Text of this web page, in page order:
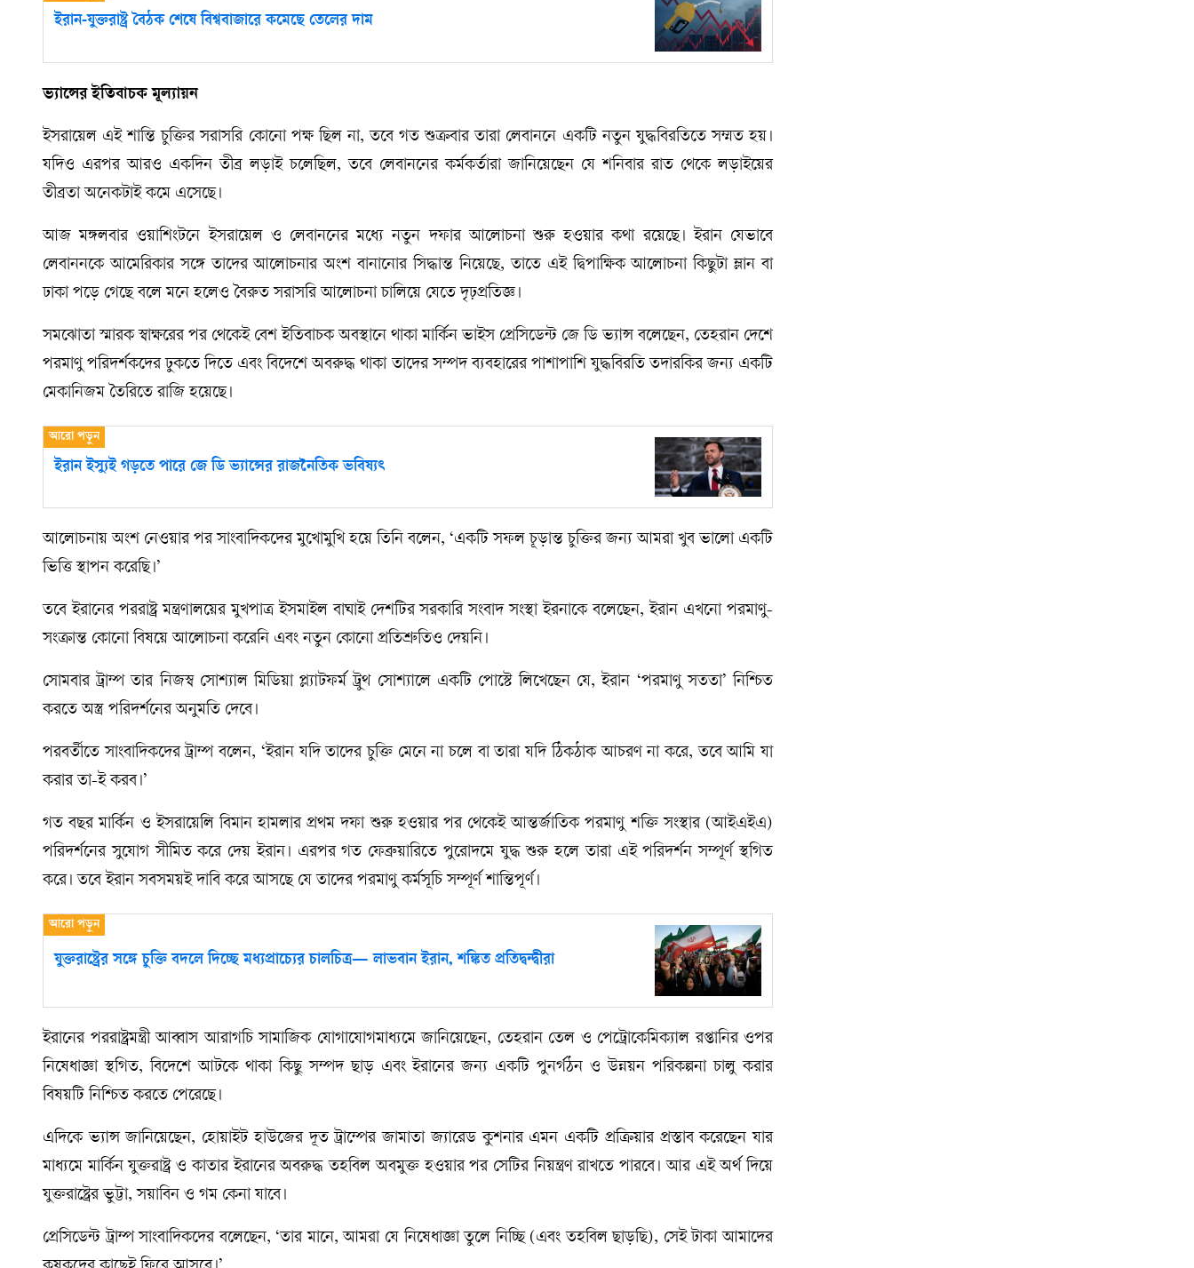
ইরান-যুক্তরাষ্ট্র বৈঠক শেষে বিশ্ববাজারে কমেছে তেলের দাম
ভ্যান্সের ইতিবাচক মূল্যায়ন
ইসরায়েল এই শান্তি চুক্তির সরাসরি কোনো পক্ষ ছিল না, তবে গত শুক্রবার তারা লেবাননে একটি নতুন যুদ্ধবিরতিতে সম্মত হয়।
যদিও এরপর আরও একদিন তীব্র লড়াই চলেছিল, তবে লেবাননের কর্মকর্তারা জানিয়েছেন যে শনিবার রাত থেকে লড়াইয়ের
তীব্রতা অনেকটাই কমে এসেছে।
আজ মঙ্গলবার ওয়াশিংটনে ইসরায়েল ও লেবাননের মধ্যে নতুন দফার আলোচনা শুরু হওয়ার কথা রয়েছে। ইরান যেভাবে
লেবাননকে আমেরিকার সঙ্গে তাদের আলোচনার অংশ বানানোর সিদ্ধান্ত নিয়েছে, তাতে এই দ্বিপাক্ষিক আলোচনা কিছুটা ম্লান বা
ঢাকা পড়ে গেছে বলে মনে হলেও বৈরুত সরাসরি আলোচনা চালিয়ে যেতে দৃঢ়প্রতিজ্ঞ।
সমঝোতা স্মারক স্বাক্ষরের পর থেকেই বেশ ইতিবাচক অবস্থানে থাকা মার্কিন ভাইস প্রেসিডেন্ট জে ডি ভ্যান্স বলেছেন, তেহরান দেশে
পরমাণু পরিদর্শকদের ঢুকতে দিতে এবং বিদেশে অবরুদ্ধ থাকা তাদের সম্পদ ব্যবহারের পাশাপাশি যুদ্ধবিরতি তদারকির জন্য একটি
মেকানিজম তৈরিতে রাজি হয়েছে।
ইরান ইস্যুই গড়তে পারে জে ডি ভ্যান্সের রাজনৈতিক ভবিষ্যৎ
আলোচনায় অংশ নেওয়ার পর সাংবাদিকদের মুখোমুখি হয়ে তিনি বলেন, ‘একটি সফল চূড়ান্ত চুক্তির জন্য আমরা খুব ভালো একটি
ভিত্তি স্থাপন করেছি।’
তবে ইরানের পররাষ্ট্র মন্ত্রণালয়ের মুখপাত্র ইসমাইল বাঘাই দেশটির সরকারি সংবাদ সংস্থা ইরনাকে বলেছেন, ইরান এখনো পরমাণু-
সংক্রান্ত কোনো বিষয়ে আলোচনা করেনি এবং নতুন কোনো প্রতিশ্রুতিও দেয়নি।
সোমবার ট্রাম্প তার নিজস্ব সোশ্যাল মিডিয়া প্ল্যাটফর্ম ট্রুথ সোশ্যালে একটি পোস্টে লিখেছেন যে, ইরান ‘পরমাণু সততা’ নিশ্চিত
করতে অস্ত্র পরিদর্শনের অনুমতি দেবে।
পরবর্তীতে সাংবাদিকদের ট্রাম্প বলেন, ‘ইরান যদি তাদের চুক্তি মেনে না চলে বা তারা যদি ঠিকঠাক আচরণ না করে, তবে আমি যা
করার তা-ই করব।’
গত বছর মার্কিন ও ইসরায়েলি বিমান হামলার প্রথম দফা শুরু হওয়ার পর থেকেই আন্তর্জাতিক পরমাণু শক্তি সংস্থার (আইএইএ)
পরিদর্শনের সুযোগ সীমিত করে দেয় ইরান। এরপর গত ফেব্রুয়ারিতে পুরোদমে যুদ্ধ শুরু হলে তারা এই পরিদর্শন সম্পূর্ণ স্থগিত
করে। তবে ইরান সবসময়ই দাবি করে আসছে যে তাদের পরমাণু কর্মসূচি সম্পূর্ণ শান্তিপূর্ণ।
যুক্তরাষ্ট্রের সঙ্গে চুক্তি বদলে দিচ্ছে মধ্যপ্রাচ্যের চালচিত্র— লাভবান ইরান, শঙ্কিত প্রতিদ্বন্দ্বীরা
ইরানের পররাষ্ট্রমন্ত্রী আব্বাস আরাগচি সামাজিক যোগাযোগমাধ্যমে জানিয়েছেন, তেহরান তেল ও পেট্রোকেমিক্যাল রপ্তানির ওপর
নিষেধাজ্ঞা স্থগিত, বিদেশে আটকে থাকা কিছু সম্পদ ছাড় এবং ইরানের জন্য একটি পুনর্গঠন ও উন্নয়ন পরিকল্পনা চালু করার
বিষয়টি নিশ্চিত করতে পেরেছে।
এদিকে ভ্যান্স জানিয়েছেন, হোয়াইট হাউজের দূত ট্রাম্পের জামাতা জ্যারেড কুশনার এমন একটি প্রক্রিয়ার প্রস্তাব করেছেন যার
মাধ্যমে মার্কিন যুক্তরাষ্ট্র ও কাতার ইরানের অবরুদ্ধ তহবিল অবমুক্ত হওয়ার পর সেটির নিয়ন্ত্রণ রাখতে পারবে। আর এই অর্থ দিয়ে
যুক্তরাষ্ট্রের ভুট্টা, সয়াবিন ও গম কেনা যাবে।
প্রেসিডেন্ট ট্রাম্প সাংবাদিকদের বলেছেন, ‘তার মানে, আমরা যে নিষেধাজ্ঞা তুলে নিচ্ছি (এবং তহবিল ছাড়ছি), সেই টাকা আমাদের